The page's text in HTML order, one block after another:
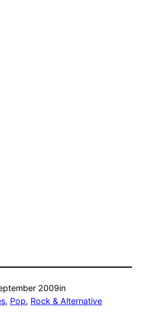
2009in
, Pop, Rock & Alternative